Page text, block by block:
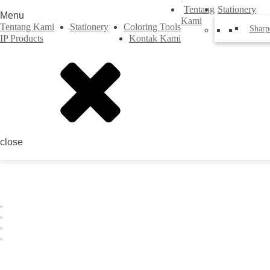
Menu
Tentang Kami
Stationery
Coloring Tools
IP Products
Kontak Kami
close
Tentang
Kami
Stationery